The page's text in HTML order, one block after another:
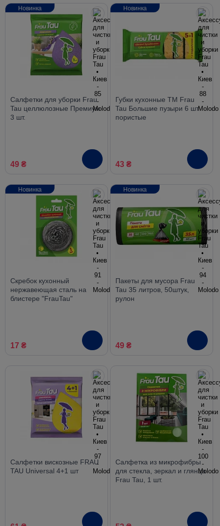
Салфетки для уборки Frau
Tau целлюлозные Премиум
3 шт.
49 ₴
Новинка
Губки кухонные TM Frau
Tau Большие пузыри 6 шт
пористые
43 ₴
Новинка
Скребок кухонный
нержавеющая сталь на
блистере "FrauTau"
17 ₴
Новинка
Пакеты для мусора Frau
Tau 35 литров, 50штук,
рулон
49 ₴
Новинка
Салфетки вискозные FRAU
TAU Universal 4+1 шт
Салфетка из микрофибры
для стекла, зеркал и глянца
Frau Tau, 1 шт.